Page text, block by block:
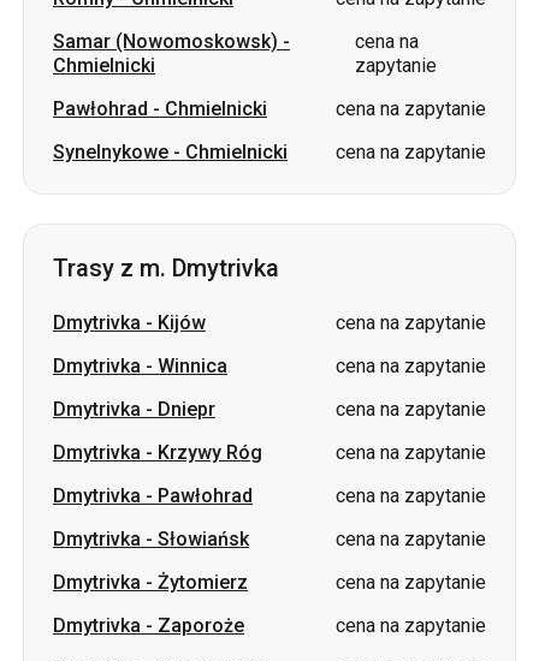
Trasy z m. Dmytrivka
Dmytrivka-Kijów
cena na zapytanie
Dmytrivka -Dniepr
Dmytrivka-Krzywy Róg
cena na zapytanie
Dmytrivka-Pawłohrad
cena na zapytanie
Dmytrivka-Słowiańsk
cena na zapytanie
Dmytrivka-Żytomierz
cena na zapytanie
Dmytrivka-Zaporoże
cena na zapytanie
Dmytrivka-Kropywnycki
cena na zapytanie
Dmytrivka-Odessa cena na zapytanie